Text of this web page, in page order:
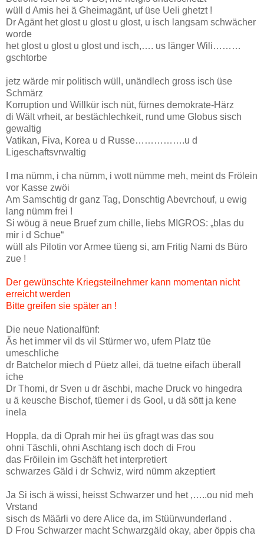
wüll d Amis hei ä Gheimagänt, uf üse Ueli ghetzt !
Dr Agänt het glost u glost u glost, u isch langsam schwächer
worde
het glost u glost u glost und isch,…. us länger Wili………
gschtorbe
jetz wärde mir politisch wüll, unändlech gross isch üse
Schmärz
Korruption und Willkür isch nüt, fürnes demokrate-Härz
di Wält vrheit, ar bestächlechkeit, rund ume Globus sisch
gewaltig
Vatikan, Fiva, Korea u d Russe…………….u d
Ligeschaftsvrwaltig
I ma nümm, i cha nümm, i wott nümme meh, meint ds Frölein
vor Kasse zwöi
Am Samschtig dr ganz Tag, Donschtig Abevrchouf, u ewig
lang nümm frei !
Si wöug ä neue Bruef zum chille, liebs MIGROS: „blas du
mir i d Schue“
wüll als Pilotin vor Armee tüeng si, am Fritig Nami ds Büro
zue !
Der gewünschte Kriegsteilnehmer kann momentan nicht
erreicht werden
Bitte greifen sie später an !
Die neue Nationalfünf:
Äs het immer vil ds vil Stürmer wo, ufem Platz tüe
umeschliche
dr Batchelor miech d Püetz allei, dä tuetne eifach überall
iche
Dr Thomi, dr Sven u dr äschbi, mache Druck vo hingedra
u ä keusche Bischof, tüemer i ds Gool, u dä sött ja kene
inela
Hoppla, da di Oprah mir hei üs gfragt was das sou
ohni Täschli, ohni Aschtang isch doch di Frou
das Fröilein im Gschäft het interpretiert
schwarzes Gäld i dr Schwiz, wird nümm akzeptiert
Ja Si isch ä wissi, heisst Schwarzer und het ,…..ou nid meh
Vrstand
sisch ds Määrli vo dere Alice da, im Stüürwunderland .
D Frou Schwarzer macht Schwarzgäld okay, aber öppis cha